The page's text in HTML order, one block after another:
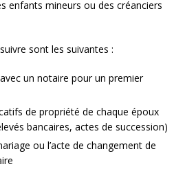
enfants mineurs ou des créanciers
sont les suivantes :
un notaire pour un premier
de propriété de chaque époux
bancaires, actes de succession)
ou l’acte de changement de